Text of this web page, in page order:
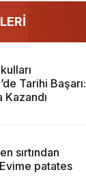
Tarihi Başarı:
sırtından
patates